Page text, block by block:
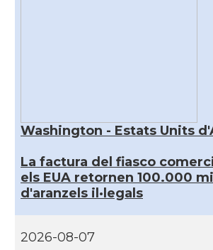
Washington - Estats Units
La factura del fiasco
els EUA retornen 100.000
d'aranzels il·legals
2026-08-07